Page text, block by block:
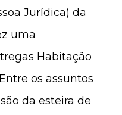
Jurídica) da
uma
Habitação
os assuntos
da esteira de